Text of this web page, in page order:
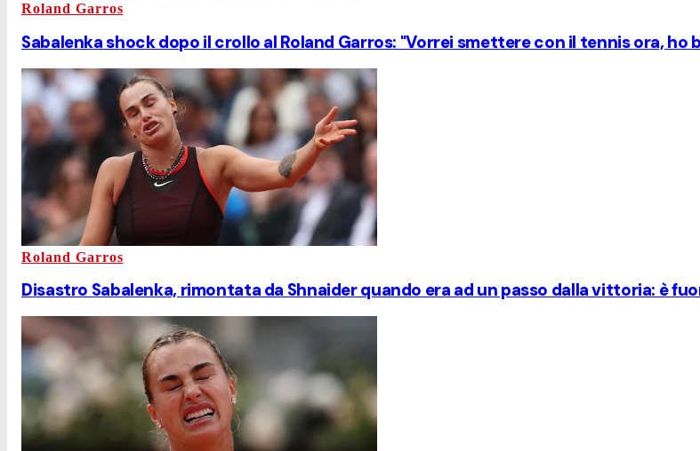
Roland Garros
Sabalenka shock dopo il crollo al Roland Garros: "Vorrei smettere con il tennis ora,
Roland Garros
Disastro Sabalenka, rimontata da Shnaider quando era ad un passo dalla vittoria: è